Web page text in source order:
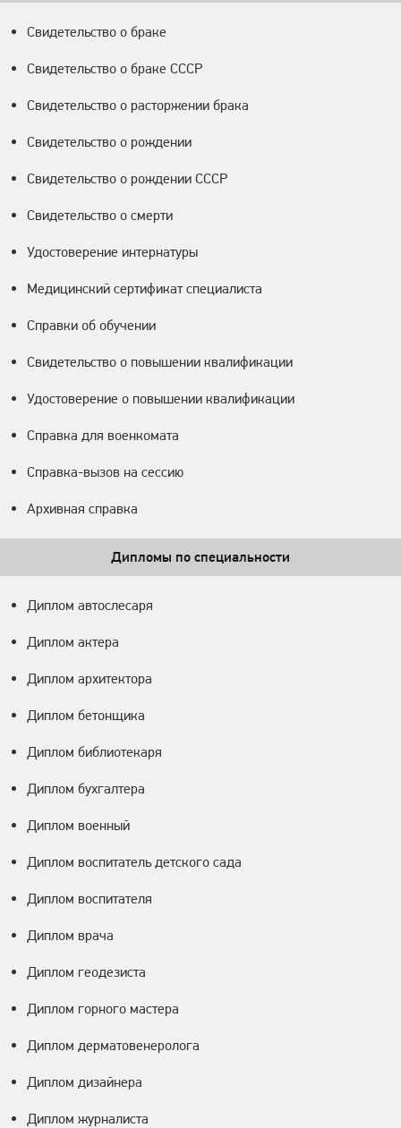
Свидетельство о браке
Свидетельство о браке СССР
Свидетельство о расторжении брака
Свидетельство о рождении
Свидетельство о рождении СССР
Свидетельство о смерти
Удостоверение интернатуры
Медицинский сертификат специалиста
Справки об обучении
Свидетельство о повышении квалификации
Удостоверение о повышении квалификации
Справка для военкомата
Справка-вызов на сессию
Архивная справка
Дипломы по специальности
Диплом автослесаря
Диплом актера
Диплом архитектора
Диплом бетонщика
Диплом библиотекаря
Диплом бухгалтера
Диплом военный
Диплом воспитатель детского сада
Диплом воспитателя
Диплом врача
Диплом геодезиста
Диплом горного мастера
Диплом дерматовенеролога
Диплом дизайнера
Диплом журналиста